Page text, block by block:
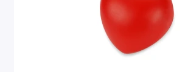
Тросы для транспортировки грузов